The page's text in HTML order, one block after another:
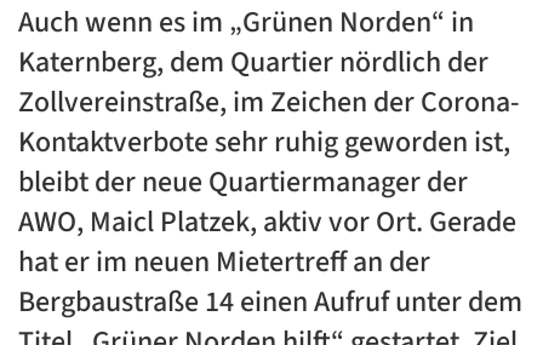
Auch wenn es im „Grünen Norden“ in
Katernberg, dem Quartier nördlich der
Zollvereinstraße, im Zeichen der Corona-
Kontaktverbote sehr ruhig geworden ist,
bleibt der neue Quartiermanager der
AWO, Maicl Platzek, aktiv vor Ort. Gerade
hat er im neuen Mietertreff an der
Bergbaustraße 14 einen Aufruf unter dem